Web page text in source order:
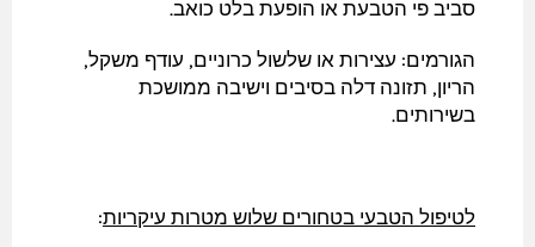
סביב פי הטבעת או הופעת בלט כואב.
הגורמים: עצירות או שלשול כרוניים, עודף משקל,
הריון, תזונה דלה בסיבים וישיבה ממושכת
בשירותים.
לטיפול הטבעי בטחורים שלוש מטרות עיקריות: